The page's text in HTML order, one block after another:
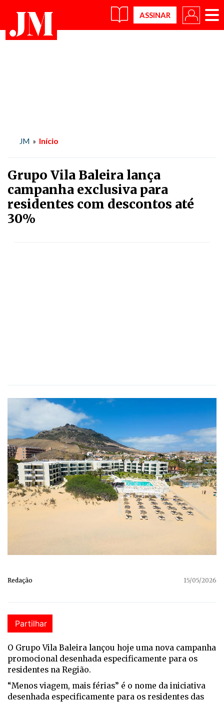
×
JM » Início
Grupo Vila Baleira lança
campanha exclusiva para
residentes com descontos até
30%
Redação 15/05/2026
Partilhar
O Grupo Vila Baleira lançou hoje uma nova campanha
promocional desenhada especificamente para os
residentes na Região.
“Menos viagem, mais férias” é o nome da iniciativa
desenhada especificamente para os residentes das